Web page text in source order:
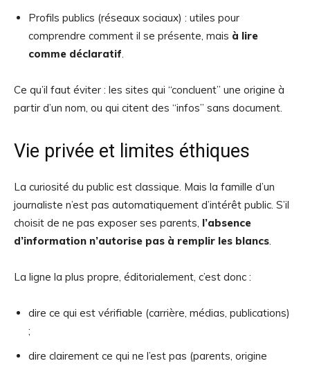
Profils publics (réseaux sociaux) : utiles pour
comprendre comment il se présente, mais à lire
comme déclaratif.
Ce qu’il faut éviter : les sites qui “concluent” une origine à
partir d’un nom, ou qui citent des “infos” sans document.
Vie privée et limites éthiques
La curiosité du public est classique. Mais la famille d’un
journaliste n’est pas automatiquement d’intérêt public. S’il
choisit de ne pas exposer ses parents, l’absence
d’information n’autorise pas à remplir les blancs.
La ligne la plus propre, éditorialement, c’est donc :
dire ce qui est vérifiable (carrière, médias, publications)
;
dire clairement ce qui ne l’est pas (parents, origine